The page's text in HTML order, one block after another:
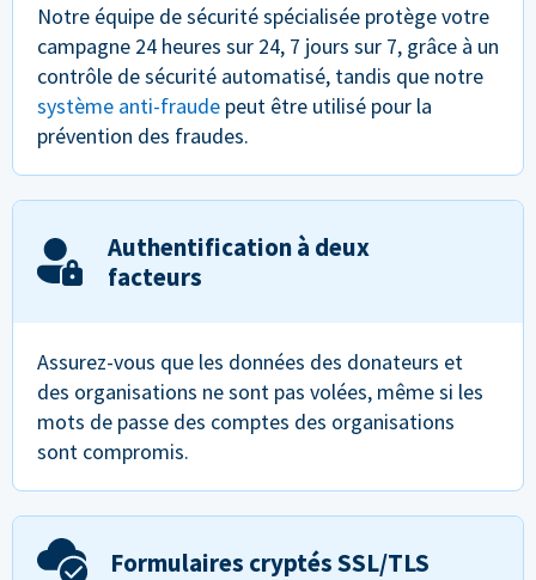
Notre équipe de sécurité spécialisée protège votre
campagne 24 heures sur 24, 7 jours sur 7, grâce à un
contrôle de sécurité automatisé, tandis que notre
système anti-fraude peut être utilisé pour la
prévention des fraudes.
Authentification à deux
facteurs
Assurez-vous que les données des donateurs et
des organisations ne sont pas volées, même si les
mots de passe des comptes des organisations
sont compromis.
Formulaires cryptés SSL/TLS